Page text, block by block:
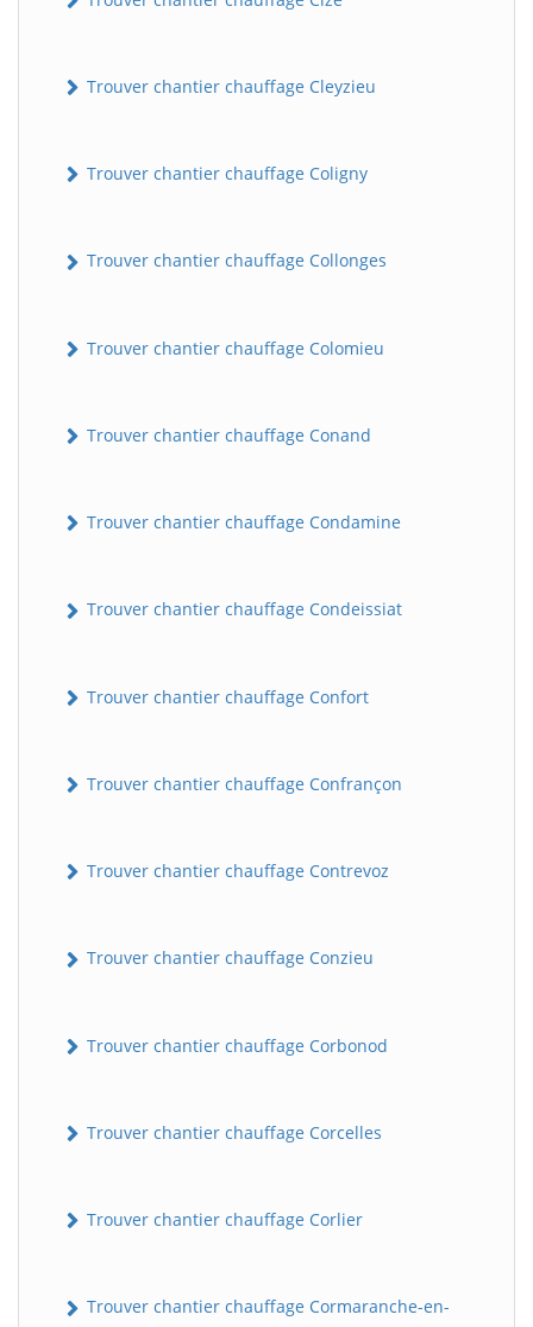
Trouver chantier chauffage Cleyzieu
Trouver chantier chauffage Coligny
Trouver chantier chauffage Collonges
Trouver chantier chauffage Colomieu
Trouver chantier chauffage Conand
Trouver chantier chauffage Condamine
Trouver chantier chauffage Condeissiat
Trouver chantier chauffage Confort
Trouver chantier chauffage Confrançon
Trouver chantier chauffage Contrevoz
Trouver chantier chauffage Conzieu
Trouver chantier chauffage Corbonod
Trouver chantier chauffage Corcelles
Trouver chantier chauffage Corlier
Trouver chantier chauffage Cormaranche-en-
BatiWebPro